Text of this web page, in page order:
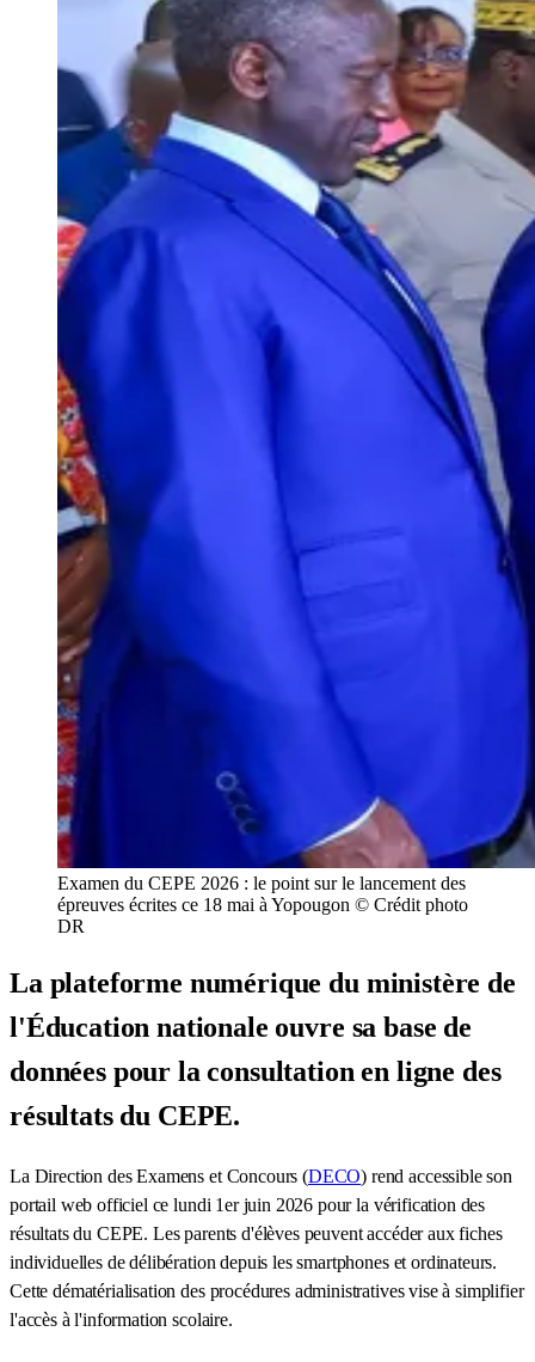
Examen du CEPE 2026 : le point sur le lancement des
épreuves écrites ce 18 mai à Yopougon © Crédit photo
DR
La plateforme numérique du ministère de
l'Éducation nationale ouvre sa base de
données pour la consultation en ligne des
résultats du CEPE.
La Direction des Examens et Concours (DECO) rend accessible son
portail web officiel ce lundi 1er juin 2026 pour la vérification des
résultats du CEPE. Les parents d'élèves peuvent accéder aux fiches
individuelles de délibération depuis les smartphones et ordinateurs.
Cette dématérialisation des procédures administratives vise à simplifier
l'accès à l'information scolaire.